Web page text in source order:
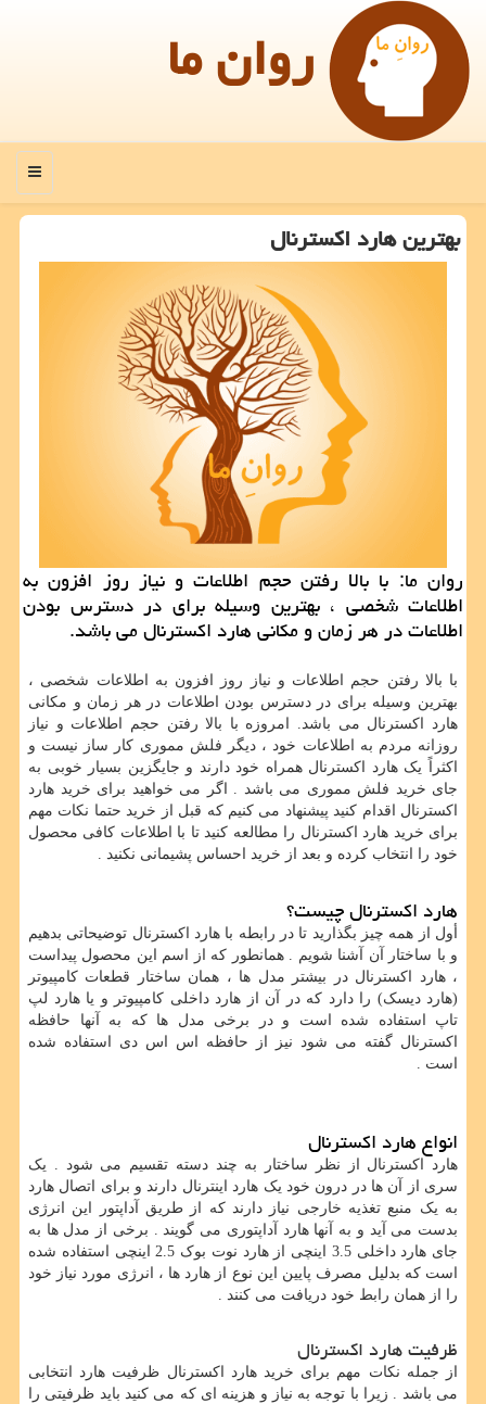
روان ما
منو
بهترین هارد اكسترنال
روان ما: با بالا رفتن حجم اطلاعات و نیاز روز افزون به
اطلاعات شخصی ، بهترین وسیله برای در دسترس بودن
اطلاعات در هر زمان و مكانی هارد اكسترنال می باشد.
با بالا رفتن حجم اطلاعات و نیاز روز افزون به اطلاعات شخصی ،
بهترین وسیله برای در دسترس بودن اطلاعات در هر زمان و مکانی
هارد اکسترنال می باشد. امروزه با بالا رفتن حجم اطلاعات و نیاز
روزانه مردم به اطلاعات خود ، دیگر فلش مموری کار ساز نیست و
اکثراً یک هارد اکسترنال همراه خود دارند و جایگزین بسیار خوبی به
جای خرید فلش مموری می باشد . اگر می خواهید برای خرید هارد
اکسترنال اقدام کنید پیشنهاد می کنیم که قبل از خرید حتما نکات مهم
برای خرید هارد اکسترنال را مطالعه کنید تا با اطلاعات کافی محصول
خود را انتخاب کرده و بعد از خرید احساس پشیمانی نکنید .
هارد اکسترنال چیست؟
أول از همه چیز بگذارید تا در رابطه با هارد اکسترنال توضیحاتی بدهیم
و با ساختار آن آشنا شویم . همانطور که از اسم این محصول پیداست
، هارد اکسترنال در بیشتر مدل ها ، همان ساختار قطعات کامپیوتر
(هارد دیسک) را دارد که در آن از هارد داخلی کامپیوتر و یا هارد لپ
تاپ استفاده شده است و در برخی مدل ها که به آنها حافظه
اکسترنال گفته می شود نیز از حافظه اس اس دی استفاده شده
است .
انواع هارد اکسترنال
هارد اکسترنال از نظر ساختار به چند دسته تقسیم می شود . یک
سری از آن ها در درون خود یک هارد اینترنال دارند و برای اتصال هارد
به یک منبع تغذیه خارجی نیاز دارند که از طریق آداپتور این انرژی
بدست می آید و به آنها هارد آداپتوری می گویند . برخی از مدل ها به
جای هارد داخلی 3.5 اینچی از هارد نوت بوک 2.5 اینچی استفاده شده
است که بدلیل مصرف پایین این نوع از هارد ها ، انرژی مورد نیاز خود
را از همان رابط خود دریافت می کنند .
ظرفیت هارد اکسترنال
از جمله نکات مهم برای خرید هارد اکسترنال ظرفیت هارد انتخابی
می باشد . زیرا با توجه به نیاز و هزینه ای که می کنید باید ظرفیتی را